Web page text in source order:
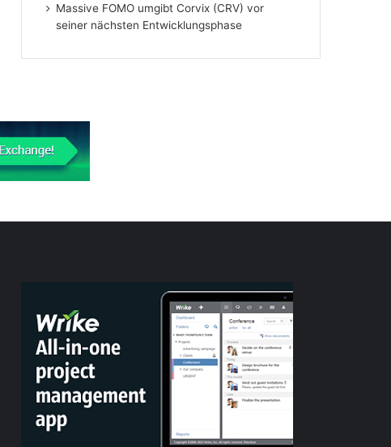
Massive FOMO umgibt Corvix (CRV) vor
seiner nächsten Entwicklungsphase